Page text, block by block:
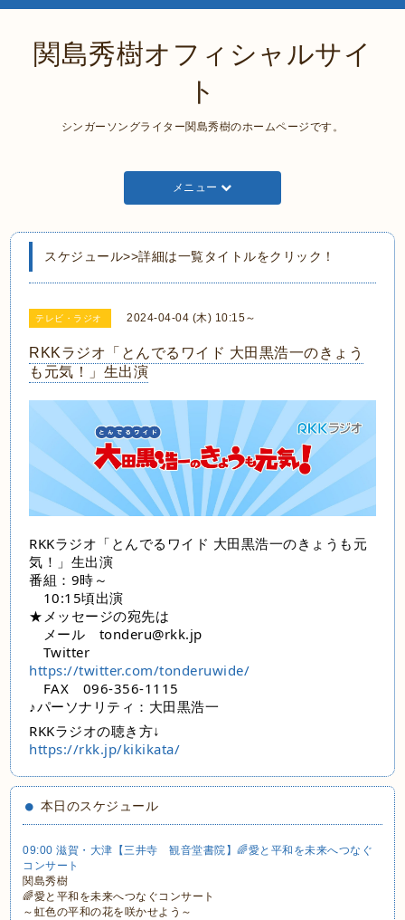
関島秀樹オフィシャルサイ
ト
シンガーソングライター関島秀樹のホームページです。
メニュー
スケジュール>>詳細は一覧タイトルをクリック！
テレビ・ラジオ 2024-04-04 (木) 10:15～
RKKラジオ「とんでるワイド 大田黒浩一のきょう
も元気！」生出演
RKKラジオ「とんでるワイド 大田黒浩一のきょうも元
気！」生出演
番組：9時～
10:15頃出演
★メッセージの宛先は
メール tonderu@rkk.jp
Twitter
https://twitter.com/tonderuwide/
FAX 096-356-1115
♪パーソナリティ：大田黒浩一
RKKラジオの聴き方↓
https://rkk.jp/kikikata/
本日のスケジュール
09:00 滋賀・大津【三井寺 観音堂書院】🌈愛と平和を未来へつなぐ
コンサート
関島秀樹
🌈愛と平和を未来へつなぐコンサート
～虹色の平和の花を咲かせよう～